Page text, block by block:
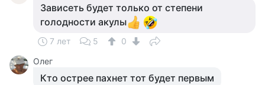
Зависеть будет только от степени
голодности акулы
7 лет 5
0
Олег
Кто острее пахнет тот будет первым